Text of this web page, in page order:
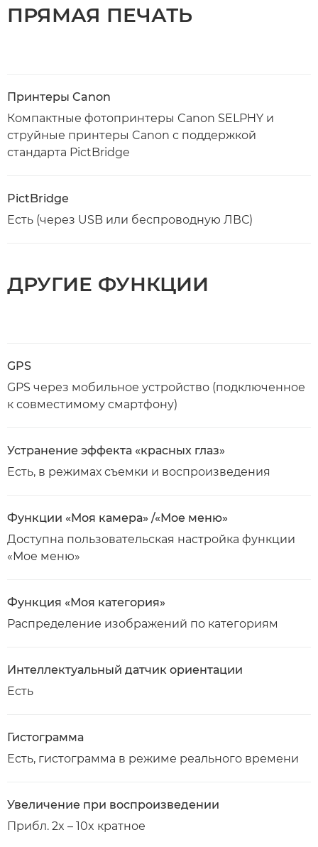
ПРЯМАЯ ПЕЧАТЬ
Принтеры Canon
Компактные фотопринтеры Canon SELPHY и
струйные принтеры Canon с поддержкой
стандарта PictBridge
PictBridge
Есть (через USB или беспроводную ЛВС)
ДРУГИЕ ФУНКЦИИ
GPS
GPS через мобильное устройство (подключенное
к совместимому смартфону)
Устранение эффекта «красных глаз»
Есть, в режимах съемки и воспроизведения
Функции «Моя камера» /«Мое меню»
Доступна пользовательская настройка функции
«Мое меню»
Функция «Моя категория»
Распределение изображений по категориям
Интеллектуальный датчик ориентации
Есть
Гистограмма
Есть, гистограмма в режиме реального времени
Увеличение при воспроизведении
Прибл. 2x – 10x кратное